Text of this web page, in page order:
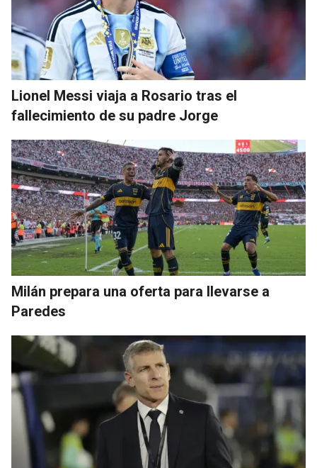
Lionel Messi viaja a Rosario tras el
fallecimiento de su padre Jorge
Milán prepara una oferta para llevarse a
Paredes